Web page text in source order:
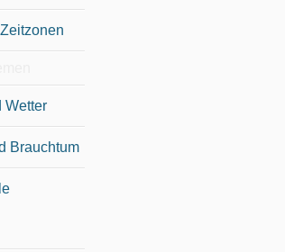
Wetter
Brauchtum